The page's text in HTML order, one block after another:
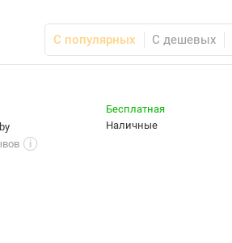
С популярных С дешевых
i
Бесплатная
наличные